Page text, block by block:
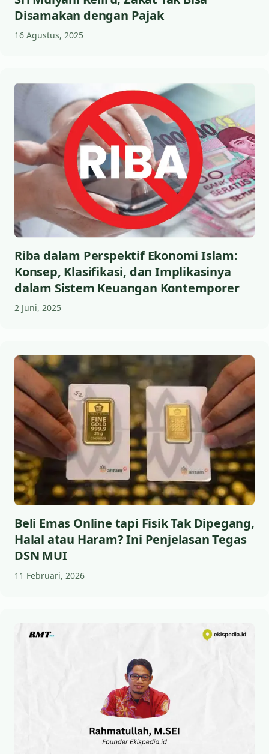
Disamakan dengan Pajak
16 Agustus, 2025
Riba dalam Perspektif Ekonomi Islam:
Konsep, Klasifikasi, dan Implikasinya
dalam Sistem Keuangan Kontemporer
2 Juni, 2025
Beli Emas Online tapi Fisik Tak Dipegang,
Halal atau Haram? Ini Penjelasan Tegas
DSN MUI
11 Februari, 2026